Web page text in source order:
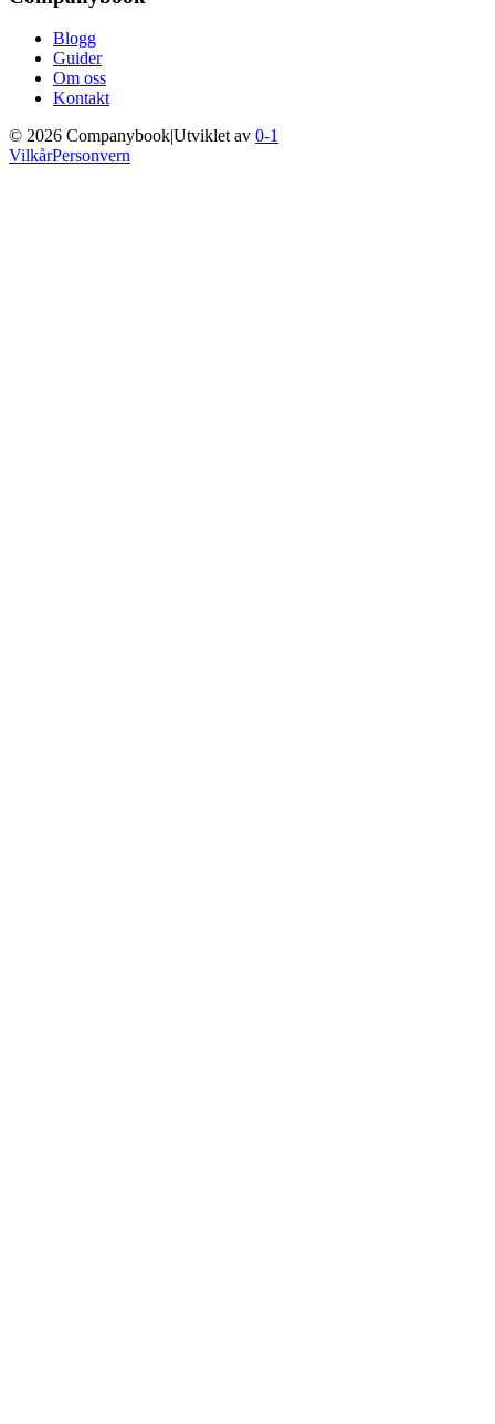
Blogg
Guider
Om oss
Kontakt
© 2026 CompanybookUtviklet av 0-1
VilkårPersonvern